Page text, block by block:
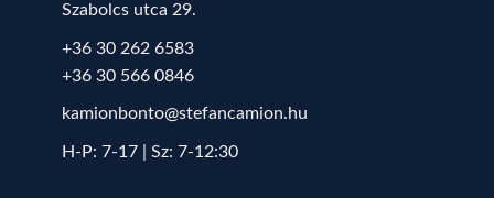
Szabolcs utca 29.
+36 30 262 6583
+36 30 566 0846
kamionbonto@stefancamion.hu
H-P: 7-17 | Sz: 7-12:30